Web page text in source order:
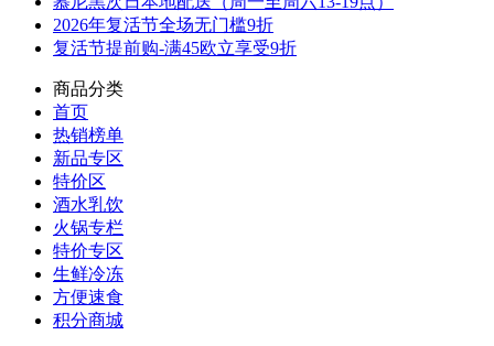
2026年复活节全场无门槛9折
复活节提前购-满45欧立享受9折
商品分类
首页
热销榜单
新品专区
特价区
酒水乳饮
火锅专栏
特价专区
生鲜冷冻
方便速食
积分商城